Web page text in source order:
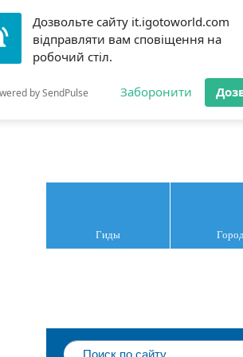
Дозвольте сайту it.igotoworld.com
відправляти вам сповіщення на
робочий стіл.
by SendPulse Заборонити
Гиды